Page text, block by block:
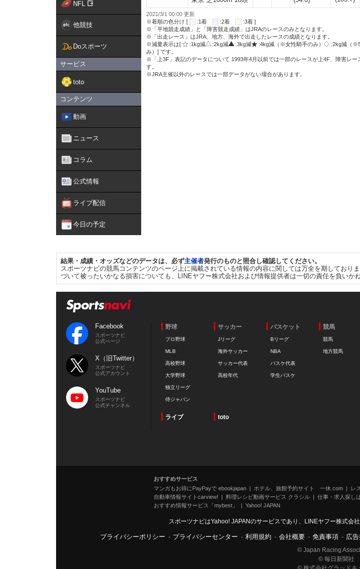
NFL
他競技
Doスポーツ
サービス
toto
コンテンツ
動画
ニュース
コラム
公式情報
ライブ配信
今日の予定
2021/3/1 00:00 更新
※着順の色分け [
:1着 :2着
:3着 ]
※「平地競走成績」と「障害競走成績」はJRAのレースのみとなります。
※「出走レース」はJRA、地方、海外で出走したレースの成績となります。
※減量表示は[
:1kg減 :2kg減 :3kg減 :4kg減（※女性騎手のみ）
:2kg減（
み）] です。
※「上3F」表記のデータについて 1993年4月以前では一部のレースが上4F、障害レ
す。
※JRA主催以外のレースでは一部データがない場合があります。
結果・成績・オッズなどのデータは、必ず主催者発行のものと照合し確認してください。
スポーツナビの競馬コンテンツのページ上に掲載されている情報の内容に関しては万全を期してお
づいて被ったいかなる損害についても、LINEヤフー株式会社および情報提供者は一切の責任を負いかね
Facebook
スポーツナビ
公式ページ
X（旧Twitter）
スポーツナビ
公式アカウント
YouTube
スポーツナビ
公式チャンネル
野球
プロ野球
MLB
高校野球
大学野球
独立リーグ
侍ジャパン
サッカー
Jリーグ
海外サッカー
サッカー代表
高校年代
バスケット
Bリーグ
NBA
バスケ代表
学生バスケ
競馬
競馬
地方競馬
ライブ toto
おすすめサービス
マンガもお得にPayPayで ebookjapan
ホテル、旅館予約サイト 一休.com
レ
自動車情報サイトcarview!
料理レシピ動画サービス クラシル 仕事・求人探し
おすすめ情報サービス「mybest」
Yahoo! JAPAN
スポーツナビはYahoo! JAPANのサービスであり、LINEヤフー株式会
プライバシーポリシー - プライバシーセンター - 利用規約 - 会社概要 - 免責事項 - 広
© Japan Racing
© 毎日新聞社